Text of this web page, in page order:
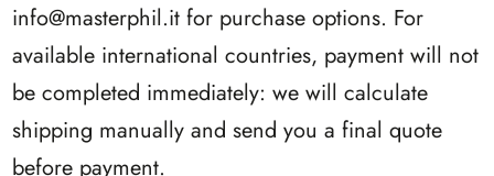
info@masterphil.it for purchase options. For
available international countries, payment will not
be completed immediately: we will calculate
shipping manually and send you a final quote
before payment.